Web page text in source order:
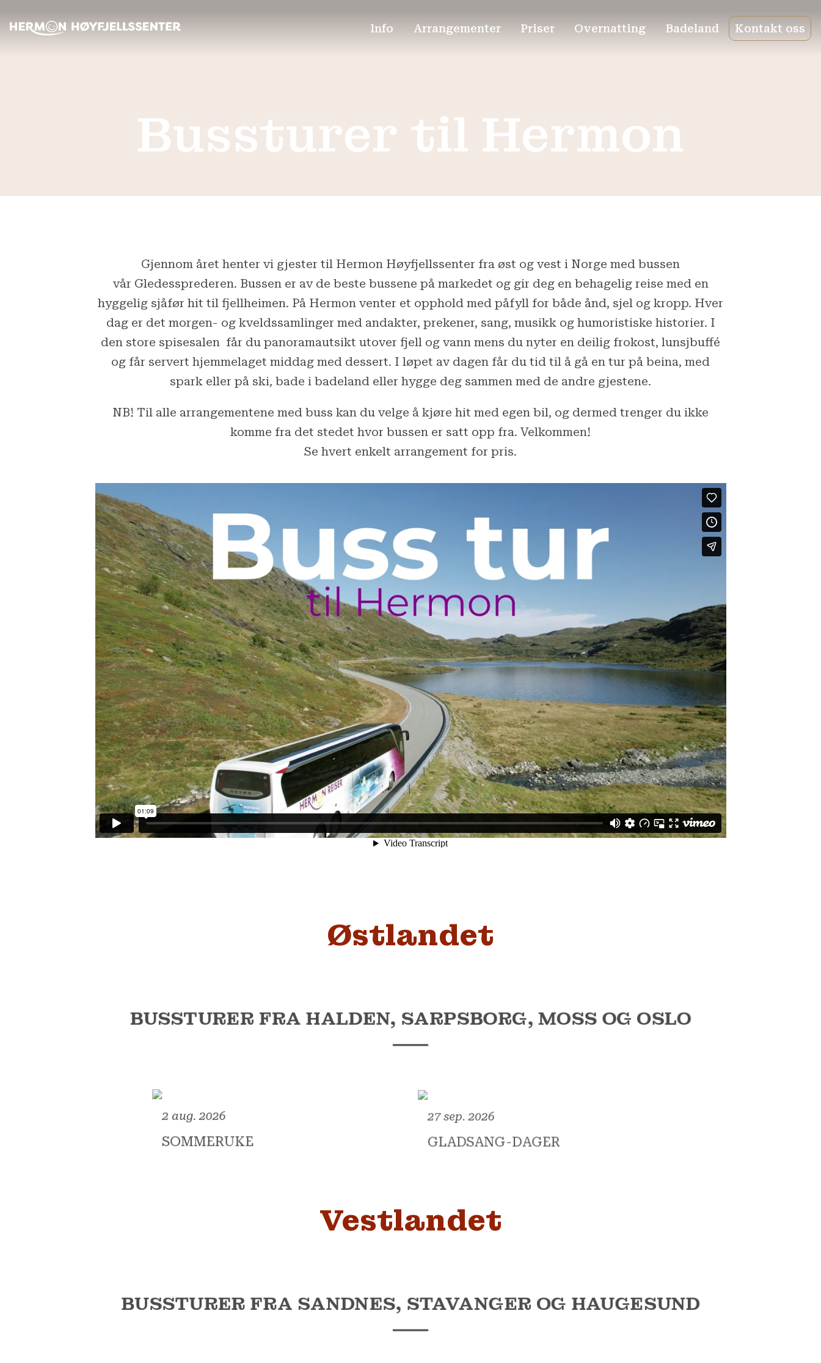
Info Arrangementer Priser Overnatting Badeland Kontakt oss
Bussturer til Hermon
Gjennom året henter vi gjester til Hermon Høyfjellssenter fra øst og vest i Norge med bussen
vår Gledessprederen. Bussen er av de beste bussene på markedet og gir deg en behagelig reise med en
hyggelig sjåfør hit til fjellheimen. På Hermon venter et opphold med påfyll for både ånd, sjel og kropp. Hver
dag er det morgen- og kveldssamlinger med andakter, prekener, sang, musikk og humoristiske historier. I
den store spisesalen får du panoramautsikt utover fjell og vann mens du nyter en deilig frokost, lunsjbuffé
og får servert hjemmelaget middag med dessert. I løpet av dagen får du tid til å gå en tur på beina, med
spark eller på ski, bade i badeland eller hygge deg sammen med de andre gjestene.
NB! Til alle arrangementene med buss kan du velge å kjøre hit med egen bil, og dermed trenger du ikke
komme fra det stedet hvor bussen er satt opp fra. Velkommen!
Se hvert enkelt arrangement for pris.
Østlandet
BUSSTURER FRA HALDEN, SARPSBORG, MOSS OG OSLO
2 aug. 2026
SOMMERUKE
27 sep. 2026
GLADSANG-DAGER
Vestlandet
BUSSTURER FRA SANDNES, STAVANGER OG HAUGESUND